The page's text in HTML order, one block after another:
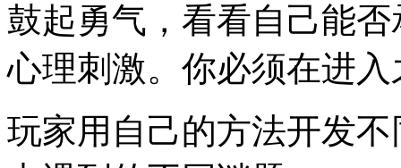
鼓起勇气，看看自己能
心理刺激。你必须在进
玩家用自己的方法开发